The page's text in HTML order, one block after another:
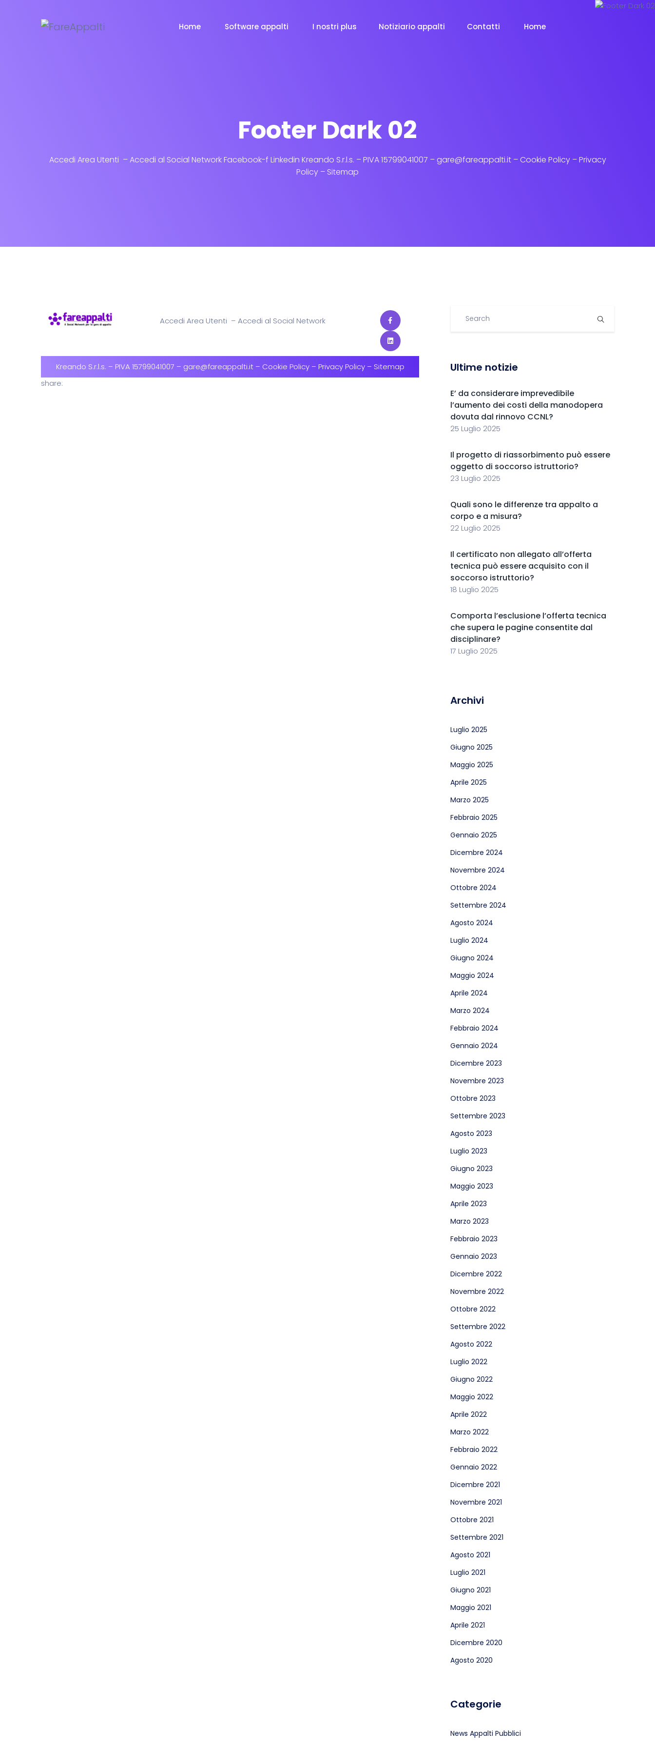
Home Software appalti I nostri plus Notiziario appalti Contatti Home
Footer Dark 02
Accedi Area Utenti – Accedi al Social Network Facebook-f Linkedin Kreando S.r.l.s. – PIVA 15799041007 – gare@fareappalti.it – Cookie Policy – Privacy
Policy – Sitemap
Accedi Area Utenti – Accedi al Social Network
Kreando S.r.l.s. – PIVA 15799041007 – gare@fareappalti.it– Cookie Policy– Privacy Policy– Sitemap
share:
Ultime notizie
E’ da considerare imprevedibile
l’aumento dei costi della manodopera
dovuta dal rinnovo CCNL?
25 Luglio 2025
Il progetto di riassorbimento può essere
oggetto di soccorso istruttorio?
23 Luglio 2025
Quali sono le differenze tra appalto a
corpo e a misura?
22 Luglio 2025
Il certificato non allegato all’offerta
tecnica può essere acquisito con il
soccorso istruttorio?
18 Luglio 2025
Comporta l’esclusione l’offerta tecnica
che supera le pagine consentite dal
disciplinare?
17 Luglio 2025
Archivi
Luglio 2025
Giugno 2025
Maggio 2025
Aprile 2025
Marzo 2025
Febbraio 2025
Gennaio 2025
Dicembre 2024
Novembre 2024
Ottobre 2024
Settembre 2024
Agosto 2024
Luglio 2024
Giugno 2024
Maggio 2024
Aprile 2024
Marzo 2024
Febbraio 2024
Gennaio 2024
Dicembre 2023
Novembre 2023
Ottobre 2023
Settembre 2023
Agosto 2023
Luglio 2023
Giugno 2023
Maggio 2023
Aprile 2023
Marzo 2023
Febbraio 2023
Gennaio 2023
Dicembre 2022
Novembre 2022
Ottobre 2022
Settembre 2022
Agosto 2022
Luglio 2022
Giugno 2022
Maggio 2022
Aprile 2022
Marzo 2022
Febbraio 2022
Gennaio 2022
Dicembre 2021
Novembre 2021
Ottobre 2021
Settembre 2021
Agosto 2021
Luglio 2021
Giugno 2021
Maggio 2021
Aprile 2021
Dicembre 2020
Agosto 2020
Categorie
News Appalti Pubblici